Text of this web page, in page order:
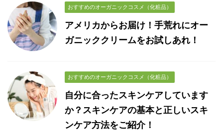
おすすめのオーガニックコスメ（化粧品）
アメリカからお届け！手荒れにオー
ガニッククリームをお試しあれ！
おすすめのオーガニックコスメ（化粧品）
自分に合ったスキンケアしています
か？スキンケアの基本と正しいスキ
ンケア方法をご紹介！